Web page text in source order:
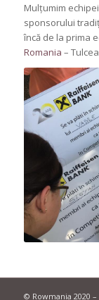
Mulțumim
sponsorului
încă de la prima
Romania –
© Rowmania 2020